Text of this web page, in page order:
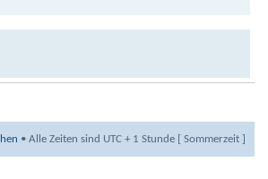
Film über Patty frank beschäftigt
• Alle Zeiten sind UTC + 1 Stunde [ Sommerzeit ]